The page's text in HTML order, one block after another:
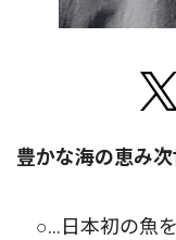
豊かな海の恵み
○…日本初の魚